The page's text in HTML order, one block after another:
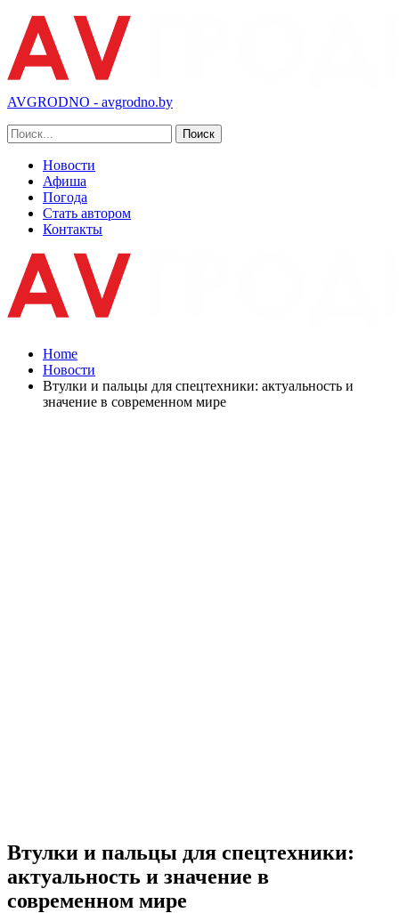
AVGRODNO - avgrodno.by
Новости
Афиша
Погода
Стать автором
Контакты
Home
Новости
Втулки и пальцы для спецтехники: актуальность и
значение в современном мире
Втулки и пальцы для спецтехники:
актуальность и значение в
современном мире